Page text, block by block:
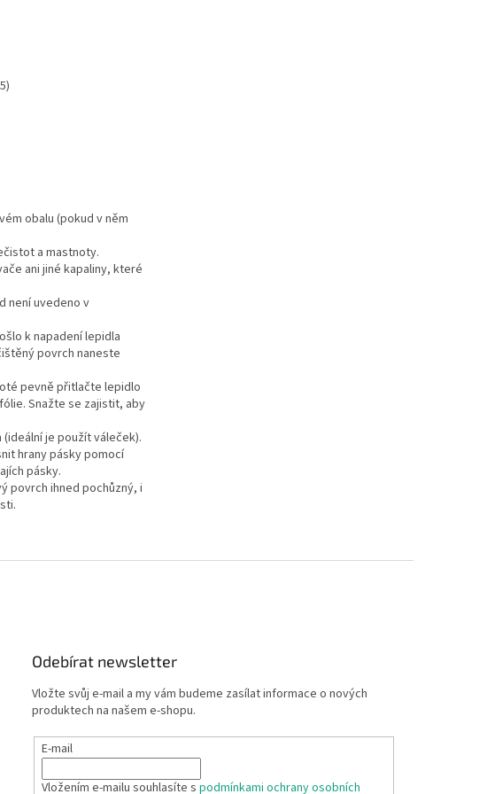
obalu (pokud v něm
a mastnoty.
ani jiné kapaliny, které
není uvedeno v
k napadení lepidla
povrch naneste
pevně přitlačte lepidlo
Snažte se zajistit, aby
je použít váleček).
hrany pásky pomocí
pásky.
povrch ihned pochůzný, i
Odebírat newsletter
Vložte svůj e-mail a my vám budeme zasílat informace o nových
produktech na našem e-shopu.
E-mail
Vložením e-mailu souhlasíte spodmínkami ochrany osobních